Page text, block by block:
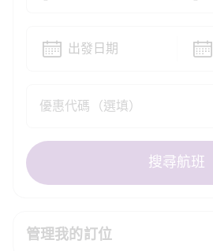
管理我的訂位
優惠代碼（選填）
出發日期
搜尋航班